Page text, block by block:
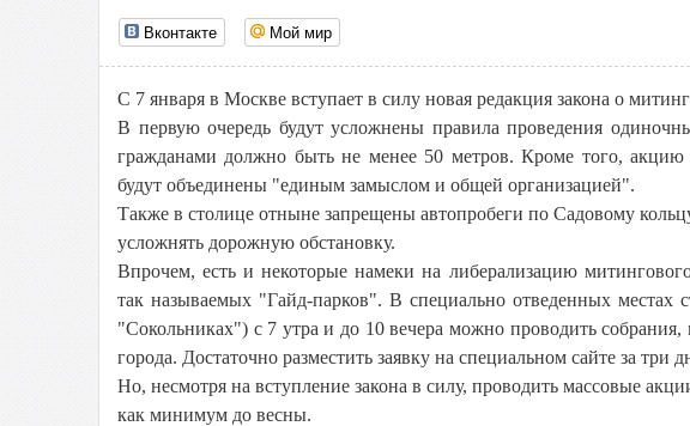
Вконтакте Мой мир
С 7 января в Москве вступает в силу новая редакция закона о
В первую очередь будут усложнены правила проведения
гражданами должно быть не менее 50 метров. Кроме того, акцию
будут объединены "единым замыслом и общей организацией".
Также в столице отныне запрещены автопробеги по Садовому
усложнять дорожную обстановку.
Впрочем, есть и некоторые намеки на либерализацию митингового
так называемых "Гайд-парков". В специально отведенных местах
"Сокольниках") с 7 утра и до 10 вечера можно проводить собрания,
города. Достаточно разместить заявку на специальном сайте за три
Но, несмотря на вступление закона в силу, проводить массовые
как минимум до весны.